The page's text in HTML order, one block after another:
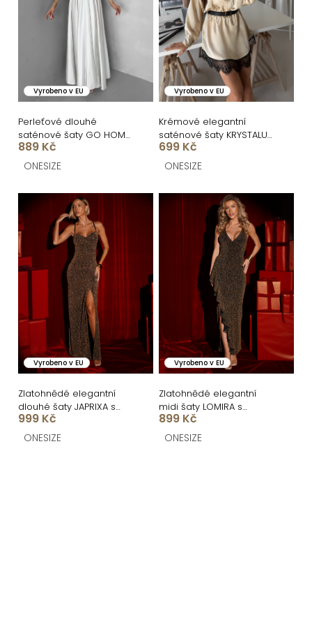
k
t
ů
o
d
u
k
ů
Vyrobeno v EU
Perleťové dlouhé
saténové šaty GO HOME
s páskem
889 Kč
ONESIZE
Vyrobeno v EU
Krémové elegantní
saténové šaty KRYSTALU
s krajkou
699 Kč
ONESIZE
Vyrobeno v EU
Zlatohnědé elegantní
dlouhé šaty JAPRIXA s
rozparkem
999 Kč
ONESIZE
Vyrobeno v EU
Zlatohnědé elegantní
midi šaty LOMIRA s
rozparkem
899 Kč
ONESIZE